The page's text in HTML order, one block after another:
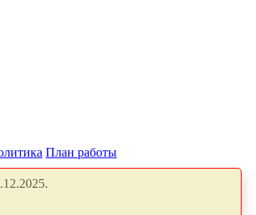
План работы